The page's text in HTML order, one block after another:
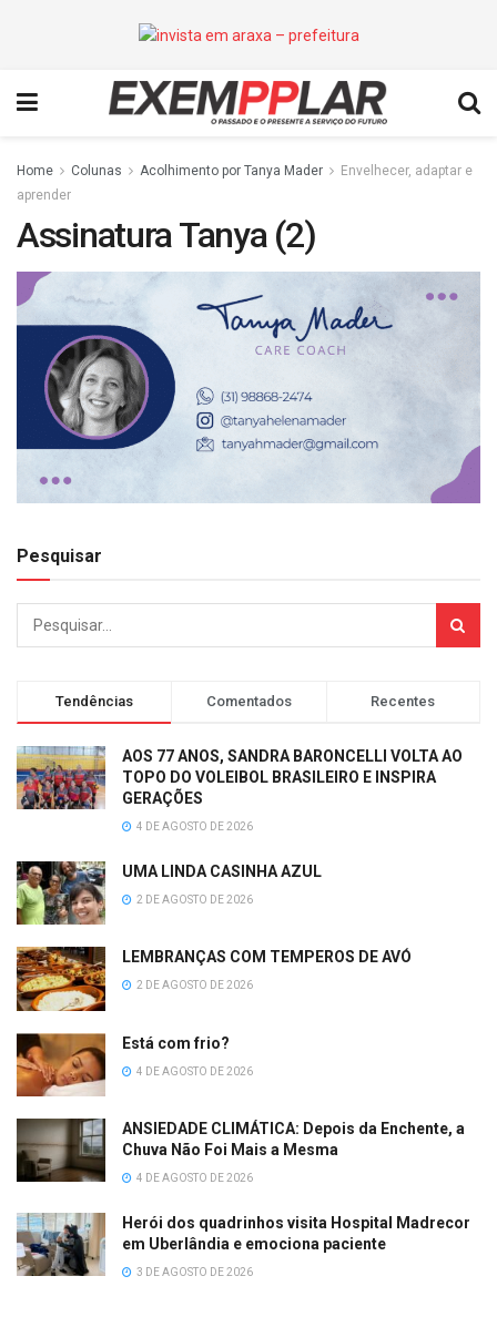
Home Colunas Acolhimento por Tanya Mader
Envelhecer, adaptar e
aprender
Assinatura Tanya (2)
Pesquisar
Tendências Comentados Recentes
AOS 77 ANOS, SANDRA BARONCELLI VOLTA AO
TOPO DO VOLEIBOL BRASILEIRO E INSPIRA
GERAÇÕES
4 DE AGOSTO DE 2026
UMA LINDA CASINHA AZUL
2 DE AGOSTO DE 2026
LEMBRANÇAS COM TEMPEROS DE AVÓ
2 DE AGOSTO DE 2026
Está com frio?
4 DE AGOSTO DE 2026
ANSIEDADE CLIMÁTICA: Depois da Enchente, a
Chuva Não Foi Mais a Mesma
4 DE AGOSTO DE 2026
Herói dos quadrinhos visita Hospital Madrecor
em Uberlândia e emociona paciente
3 DE AGOSTO DE 2026